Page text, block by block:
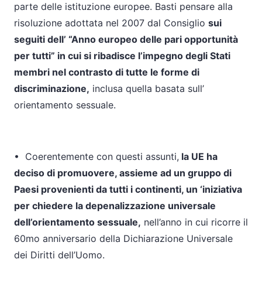
parte delle istituzione europee. Basti pensare alla
risoluzione adottata nel 2007 dal Consiglio sui
seguiti dell’ “Anno europeo delle pari opportunità
per tutti” in cui si ribadisce l’impegno degli Stati
membri nel contrasto di tutte le forme di
discriminazione, inclusa quella basata sull’
orientamento sessuale.
• Coerentemente con questi assunti, la UE ha
deciso di promuovere, assieme ad un gruppo di
Paesi provenienti da tutti i continenti, un ‘iniziativa
per chiedere la depenalizzazione universale
dell’orientamento sessuale, nell’anno in cui ricorre il
60mo anniversario della Dichiarazione Universale
dei Diritti dell’Uomo.